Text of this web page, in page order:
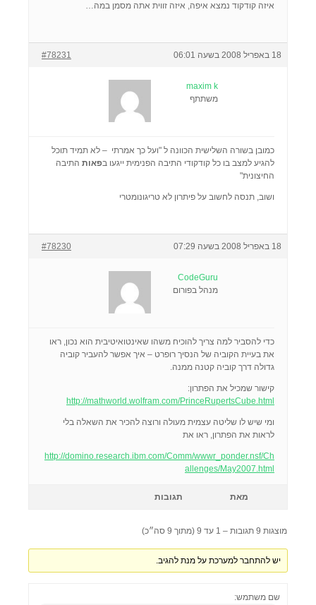
איזה קודקוד נמצא איפה, איזה זווית אתה מסמן במה…
18 באפריל 2008 בשעה 06:01 #78231
maxim k
משתתף
כמובן בשורה השלישית הכוונה ל "ועל כך אמרתי – לא תמיד תוכל
להגיע למצב בו כל קודקודי התיבה הפנימית ייגעו בפאות התיבה
החיצונית"
ושוב, תנסה לחשוב על פיתרון לא טריגונומטרי
18 באפריל 2008 בשעה 07:29 #78230
CodeGuru
מנהל בפורום
כדי להסביר למה צריך להוכיח משהו שאינטואיטיבית הוא נכון, ראו
את בעיית הקוביה של הנסיך רופרט – איך אפשר להעביר קוביה
גדולה דרך קוביה קטנה ממנה.
קישור שמכיל את הפתרון:
http://mathworld.wolfram.com/PrinceRupertsCube.html
ומי שיש לו שליטה עצמית מעולה ורוצה להכיר את השאלה בלי
לראות את הפתרון, ראו את
http://domino.research.ibm.com/Comm/wwwr_ponder.nsf/Ch
allenges/May2007.html
מאת תגובות
מוצגות 9 תגובות – 1 עד 9 (מתוך 9 סה״כ)
יש להתחבר למערכת על מנת להגיב.
שם משתמש: